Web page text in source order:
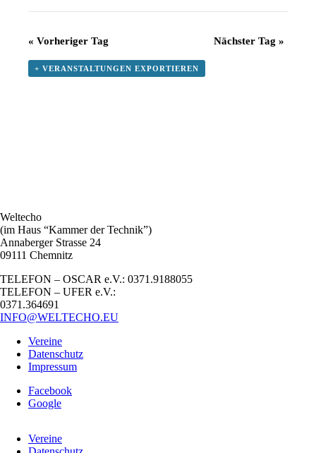
« Vorheriger Tag Nächster Tag »
+ VERANSTALTUNGEN EXPORTIEREN
Weltecho
(im Haus “Kammer der Technik”)
Annaberger Strasse 24
09111 Chemnitz
TELEFON – OSCAR e.V.: 0371.9188055
TELEFON – UFER e.V.:
0371.364691
INFO@WELTECHO.EU
Vereine
Datenschutz
Impressum
Facebook
Google
Vereine